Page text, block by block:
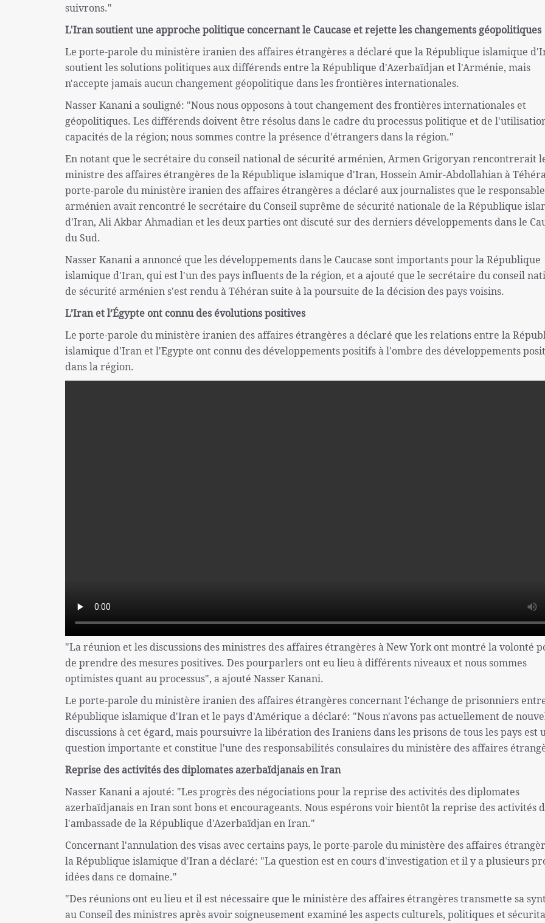
suivrons."
L'Iran soutient une approche politique concernant le Caucase et rejette les changements géopolitiques
Le porte-parole du ministère iranien des affaires étrangères a déclaré que la République islamique
soutient les solutions politiques aux différends entre la République d'Azerbaïdjan et l'Arménie, mais
n'accepte jamais aucun changement géopolitique dans les frontières internationales.
Nasser Kanani a souligné: "Nous nous opposons à tout changement des frontières internationales et
géopolitiques. Les différends doivent être résolus dans le cadre du processus politique et de
capacités de la région; nous sommes contre la présence d'étrangers dans la région."
En notant que le secrétaire du conseil national de sécurité arménien, Armen Grigoryan rencontrerait
ministre des affaires étrangères de la République islamique d'Iran, Hossein Amir-Abdollahian à
porte-parole du ministère iranien des affaires étrangères a déclaré aux journalistes que le responsable
arménien avait rencontré le secrétaire du Conseil suprême de sécurité nationale de la République
d'Iran, Ali Akbar Ahmadian et les deux parties ont discuté sur des derniers développements dans le
du Sud.
Nasser Kanani a annoncé que les développements dans le Caucase sont importants pour la République
islamique d'Iran, qui est l'un des pays influents de la région, et a ajouté que le secrétaire du conseil
de sécurité arménien s'est rendu à Téhéran suite à la poursuite de la décision des pays voisins.
L’Iran et l’Égypte ont connu des évolutions positives
Le porte-parole du ministère iranien des affaires étrangères a déclaré que les relations entre la
islamique d'Iran et l'Egypte ont connu des développements positifs à l'ombre des développements
dans la région.
"La réunion et les discussions des ministres des affaires étrangères à New York ont montré la volonté
de prendre des mesures positives. Des pourparlers ont eu lieu à différents niveaux et nous sommes
optimistes quant au processus", a ajouté Nasser Kanani.
Le porte-parole du ministère iranien des affaires étrangères concernant l'échange de prisonniers
République islamique d'Iran et le pays d'Amérique a déclaré: "Nous n'avons pas actuellement de
discussions à cet égard, mais poursuivre la libération des Iraniens dans les prisons de tous les pays est
question importante et constitue l'une des responsabilités consulaires du ministère des affaires
Reprise des activités des diplomates azerbaïdjanais en Iran
Nasser Kanani a ajouté: "Les progrès des négociations pour la reprise des activités des diplomates
azerbaïdjanais en Iran sont bons et encourageants. Nous espérons voir bientôt la reprise des activités
l'ambassade de la République d'Azerbaïdjan en Iran."
Concernant l'annulation des visas avec certains pays, le porte-parole du ministère des affaires
la République islamique d'Iran a déclaré: "La question est en cours d'investigation et il y a plusieurs
idées dans ce domaine."
"Des réunions ont eu lieu et il est nécessaire que le ministère des affaires étrangères transmette sa
au Conseil des ministres après avoir soigneusement examiné les aspects culturels, politiques et